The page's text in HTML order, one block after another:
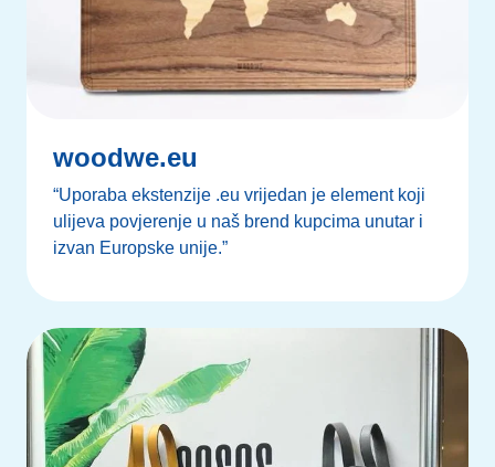
woodwe.eu
“Uporaba ekstenzije .eu vrijedan je element koji
ulijeva povjerenje u naš brend kupcima unutar i
izvan Europske unije.”